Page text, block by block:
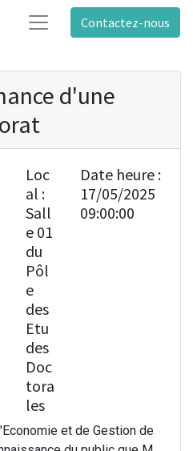
Contactez-nous
d'une
Loc
al :
Sall
e 01
du
Pôl
e
des
Etu
des
Doc
tora
les
Date heure :
17/05/2025
09:00:00
et de Gestion de